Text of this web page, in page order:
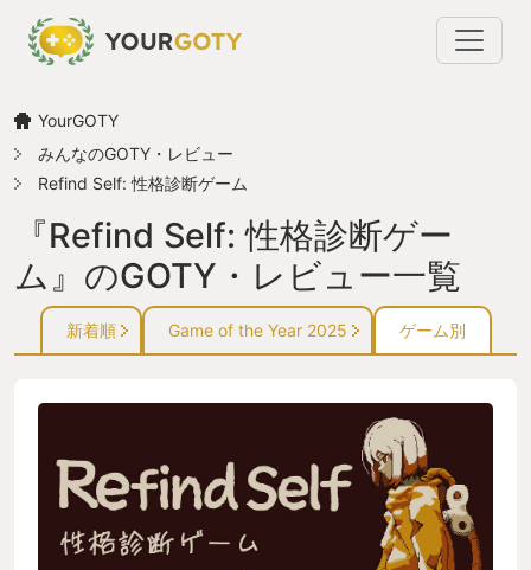
YourGOTY
みんなのGOTY・レビュー
Refind Self: 性格診断ゲーム
『Refind Self: 性格診断ゲー
ム』のGOTY・レビュー一覧
新着順 Game of the Year 2025 ゲーム別